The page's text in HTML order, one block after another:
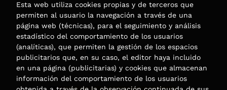
Esta web utiliza cookies propias y de terceros que
permiten al usuario la navegación a través de una
página web (técnicas), para el seguimiento y análisis
estadístico del comportamiento de los usuarios
(analíticas), que permiten la gestión de los espacios
publicitarios que, en su caso, el editor haya incluido
en una página (publicitarias) y cookies que almacenan
información del comportamiento de los usuarios